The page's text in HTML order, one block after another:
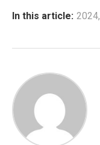
In this article: 2024,